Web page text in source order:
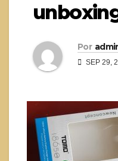
Por
SEP 29,